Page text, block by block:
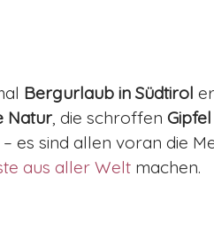
Bergurlaub in Südtirol
Natur, die schroffen
– es sind allen voran die
aus aller Welt machen.